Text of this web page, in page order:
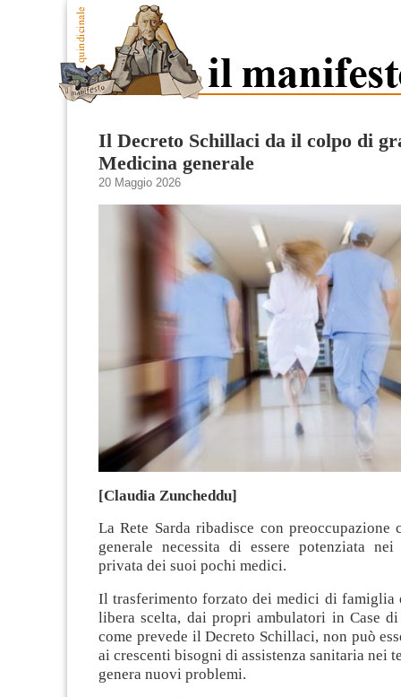
Il Decreto Schillaci da il colpo di
Medicina generale
20 Maggio 2026
[Claudia Zuncheddu]
La Rete Sarda ribadisce con preoccupazione
generale necessita di essere potenziata
privata dei suoi pochi medici.
Il trasferimento forzato dei medici di famiglia
libera scelta, dai propri ambulatori in Case
come prevede il Decreto Schillaci, non può
ai crescenti bisogni di assistenza sanitaria nei
genera nuovi problemi.